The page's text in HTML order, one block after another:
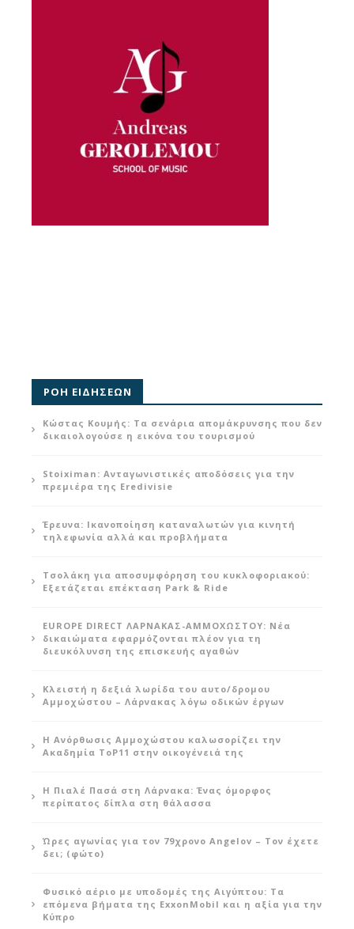
ΡΟΗ ΕΙΔΗΣΕΩΝ
Κώστας Κουμής: Τα σενάρια απομάκρυνσης που δεν
δικαιολογούσε η εικόνα του τουρισμού
Stoiximan: Ανταγωνιστικές αποδόσεις για την
πρεμιέρα της Eredivisie
Έρευνα: Ικανοποίηση καταναλωτών για κινητή
τηλεφωνία αλλά και προβλήματα
Τσολάκη για αποσυμφόρηση του κυκλοφοριακού:
Εξετάζεται επέκταση Park & Ride
EUROPE DIRECT ΛΑΡΝΑΚΑΣ-ΑΜΜΟΧΩΣΤΟΥ: Νέα
δικαιώματα εφαρμόζονται πλέον για τη
διευκόλυνση της επισκευής αγαθών
Κλειστή η δεξιά λωρίδα του αυτο/δρομου
Αμμοχώστου – Λάρνακας λόγω οδικών έργων
Η Ανόρθωσις Αμμοχώστου καλωσορίζει την
Ακαδημία ToP11 στην οικογένειά της
Η Πιαλέ Πασά στη Λάρνακα: Ένας όμορφος
περίπατος δίπλα στη θάλασσα
Ώρες αγωνίας για τον 79χρονο Angelov – Τον έχετε
δει; (φώτο)
Φυσικό αέριο με υποδομές της Αιγύπτου: Τα
επόμενα βήματα της ExxonMobil και η αξία για την
Κύπρο